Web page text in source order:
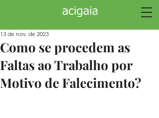
Como se procedem as
Faltas ao Trabalho por
Motivo de Falecimento?
13 de nov. de 2023